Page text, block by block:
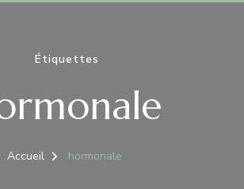
Étiquettes
Accueil hormonale